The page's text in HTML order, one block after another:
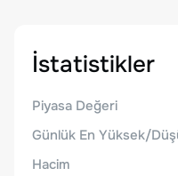
İstatistikler
Piyasa Değeri
Günlük En Yüksek/
Hacim